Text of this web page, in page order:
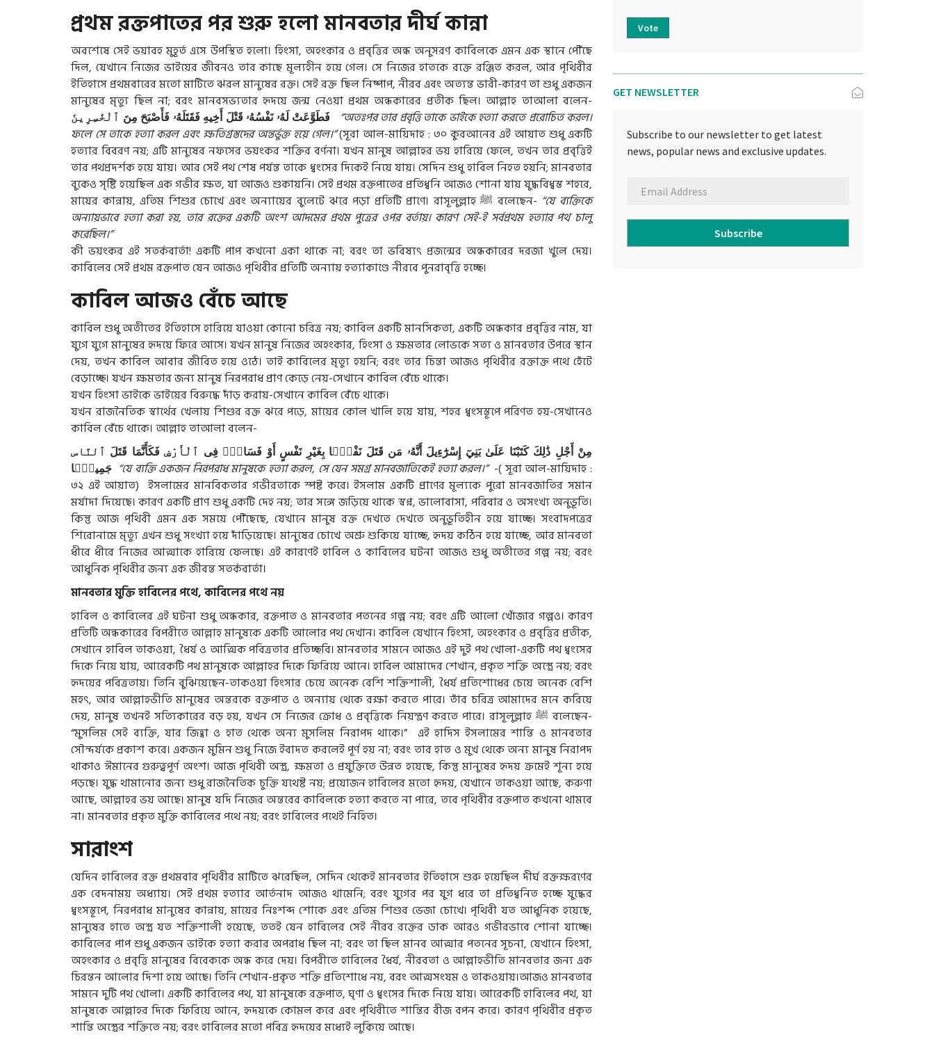
প্রথম রক্তপাতের পর শুরু হলো মানবতার দীর্ঘ কান্না
অবশেষে সেই ভয়াবহ মুহূর্ত এসে উপস্থিত হলো। হিংসা, অহংকার ও প্রবৃত্তির অন্ধ অনুসরণ কাবিলকে এমন এক স্থানে পৌঁছে
দিল, যেখানে নিজের ভাইয়ের জীবনও তার কাছে মূল্যহীন হয়ে গেল। সে নিজের হাতকে রক্তে রঞ্জিত করল, আর পৃথিবীর
ইতিহাসে প্রথমবারের মতো মাটিতে ঝরল মানুষের রক্ত। সেই রক্ত ছিল নিষ্পাপ, নীরব এবং অত্যন্ত ভারী-কারণ তা শুধু একজন
মানুষের মৃত্যু ছিল না; বরং মানবসভ্যতার হৃদয়ে জন্ম নেওয়া প্রথম অন্ধকারের প্রতীক ছিল। আল্লাহ তাআলা বলেন-
فَطَوَّعَتْ لَهُۥنَفْسُهُۥقَتْلَ أَخِيهِ فَقَتَلَهُۥفَأَصْبَحَ مِنَ ٱلْخَٰسِرِينَ
“অতঃপর তার প্রবৃত্তি তাকে ভাইকে হত্যা করতে প্ররোচিত করল।
ফলে সে তাকে হত্যা করল এবং ক্ষতিগ্রস্তদের অন্তর্ভুক্ত হয়ে গেল।”(সূরা আল-মায়িদাহ : ৩০ কুরআনের এই আয়াত শুধু একটি
হত্যার বিবরণ নয়; এটি মানুষের নফসের ভয়ংকর শক্তির বর্ণনা। যখন মানুষ আল্লাহর ভয় হারিয়ে ফেলে, তখন তার প্রবৃত্তিই
তার পথপ্রদর্শক হয়ে যায়। আর সেই পথ শেষ পর্যন্ত তাকে ধ্বংসের দিকেই নিয়ে যায়। সেদিন শুধু হাবিল নিহত হয়নি; মানবতার
বুকেও সৃষ্টি হয়েছিল এক গভীর ক্ষত, যা আজও শুকায়নি। সেই প্রথম রক্তপাতের প্রতিধ্বনি আজও শোনা যায় যুদ্ধবিধ্বস্ত শহরে,
মায়ের কান্নায়, এতিম শিশুর চোখে এবং অন্যায়ের বুলেটে ঝরে পড়া প্রতিটি প্রাণে। রাসূলুল্লাহﷺ বলেছেন- “যে ব্যক্তিকে
অন্যায়ভাবে হত্যা করা হয়, তার রক্তের একটি অংশ আদমের প্রথম পুত্রের ওপর বর্তায়। কারণ সেই-ই সর্বপ্রথম হত্যার পথ চালু
করেছিল।”
কী ভয়ংকর এই সতর্কবার্তা! একটি পাপ কখনো একা থাকে না; বরং তা ভবিষ্যৎ প্রজন্মের অন্ধকারের দরজা খুলে দেয়।
কাবিলের সেই প্রথম রক্তপাত যেন আজও পৃথিবীর প্রতিটি অন্যায় হত্যাকাণ্ডে নীরবে পুনরাবৃত্তি হচ্ছে।
কাবিল আজও বেঁচে আছে
কাবিল শুধু অতীতের ইতিহাসে হারিয়ে যাওয়া কোনো চরিত্র নয়; কাবিল একটি মানসিকতা, একটি অন্ধকার প্রবৃত্তির নাম, যা
যুগে যুগে মানুষের হৃদয়ে ফিরে আসে। যখন মানুষ নিজের অহংকার, হিংসা ও ক্ষমতার লোভকে সত্য ও মানবতার উপরে স্থান
দেয়, তখন কাবিল আবার জীবিত হয়ে ওঠে। তাই কাবিলের মৃত্যু হয়নি; বরং তার চিন্তা আজও পৃথিবীর রক্তাক্ত পথে হেঁটে
বেড়াচ্ছে। যখন ক্ষমতার জন্য মানুষ নিরপরাধ প্রাণ কেড়ে নেয়-সেখানে কাবিল বেঁচে থাকে।
যখন হিংসা ভাইকে ভাইয়ের বিরুদ্ধে দাঁড় করায়-সেখানে কাবিল বেঁচে থাকে।
যখন রাজনৈতিক স্বার্থের খেলায় শিশুর রক্ত ঝরে পড়ে, মায়ের কোল খালি হয়ে যায়, শহর ধ্বংসস্তূপে পরিণত হয়-সেখানেও
কাবিল বেঁচে থাকে। আল্লাহ তাআলা বলেন-
مِنْ أَجْلِ ذَٰلِكَ كَتَبْنَا عَلَىٰ بَنِيٓ إِسْرَٰٓءِيلَ أَنَّهُۥ مَن قَتَلَ نَفْسًۢا بِغَيْرِ نَفْسٍ أَوْ فَسَادٍۢ فِى ٱلْأَرْضِ فَكَأَنَّمَا قَتَلَ ٱلنَّاس
جَمِيعًۭا “যে ব্যক্তি একজন নিরপরাধ মানুষকে হত্যা করল, সে যেন সমগ্র মানবজাতিকেই হত্যা করল।”-( সূরা আল-মায়িদাহ :
৩২ এই আয়াত) ইসলামের মানবিকতার গভীরতাকে স্পষ্ট করে। ইসলাম একটি প্রাণের মূল্যকে পুরো মানবজাতির সমান
মর্যাদা দিয়েছে। কারণ একটি প্রাণ শুধু একটি দেহ নয়; তার সঙ্গে জড়িয়ে থাকে স্বপ্ন, ভালোবাসা, পরিবার ও অসংখ্য অনুভূতি।
কিন্তু আজ পৃথিবী এমন এক সময়ে পৌঁছেছে, যেখানে মানুষ রক্ত দেখতে দেখতে অনুভূতিহীন হয়ে যাচ্ছে। সংবাদপত্রের
শিরোনামে মৃত্যু এখন শুধু সংখ্যা হয়ে দাঁড়িয়েছে। মানুষের চোখে অশ্রু শুকিয়ে যাচ্ছে, হৃদয় কঠিন হয়ে যাচ্ছে, আর মানবতা
ধীরে ধীরে নিজের আত্মাকে হারিয়ে ফেলছে। এই কারণেই হাবিল ও কাবিলের ঘটনা আজও শুধু অতীতের গল্প নয়; বরং
আধুনিক পৃথিবীর জন্য এক জীবন্ত সতর্কবার্তা।
মানবতার মুক্তি হাবিলের পথে, কাবিলের পথে নয়
হাবিল ও কাবিলের এই ঘটনা শুধু অন্ধকার, রক্তপাত ও মানবতার পতনের গল্প নয়; বরং এটি আলো খোঁজার গল্পও। কারণ
প্রতিটি অন্ধকারের বিপরীতে আল্লাহ মানুষকে একটি আলোর পথ দেখান। কাবিল যেখানে হিংসা, অহংকার ও প্রবৃত্তির প্রতীক,
সেখানে হাবিল তাকওয়া, ধৈর্য ও আত্মিক পবিত্রতার প্রতিচ্ছবি। মানবতার সামনে আজও এই দুই পথ খোলা-একটি পথ ধ্বংসের
দিকে নিয়ে যায়, আরেকটি পথ মানুষকে আল্লাহর দিকে ফিরিয়ে আনে। হাবিল আমাদের শেখান, প্রকৃত শক্তি অস্ত্রে নয়; বরং
হৃদয়ের পবিত্রতায়। তিনি বুঝিয়েছেন-তাকওয়া হিংসার চেয়ে অনেক বেশি শক্তিশালী, ধৈর্য প্রতিশোধের চেয়ে অনেক বেশি
মহৎ, আর আল্লাহভীতি মানুষের অন্তরকে রক্তপাত ও অন্যায় থেকে রক্ষা করতে পারে। তাঁর চরিত্র আমাদের মনে করিয়ে
দেয়, মানুষ তখনই সত্যিকারের বড় হয়, যখন সে নিজের ক্রোধ ও প্রবৃত্তিকে নিয়ন্ত্রণ করতে পারে। রাসূলুল্লাহﷺ বলেছেন-
“মুসলিম সেই ব্যক্তি, যার জিহ্বা ও হাত থেকে অন্য মুসলিম নিরাপদ থাকে।” এই হাদিস ইসলামের শান্তি ও মানবতার
সৌন্দর্যকে প্রকাশ করে। একজন মুমিন শুধু নিজে ইবাদত করলেই পূর্ণ হয় না; বরং তার হাত ও মুখ থেকে অন্য মানুষ নিরাপদ
থাকাও ঈমানের গুরুত্বপূর্ণ অংশ। আজ পৃথিবী অস্ত্র, ক্ষমতা ও প্রযুক্তিতে উন্নত হয়েছে, কিন্তু মানুষের হৃদয় ক্রমেই শূন্য হয়ে
পড়ছে। যুদ্ধ থামানোর জন্য শুধু রাজনৈতিক চুক্তি যথেষ্ট নয়; প্রয়োজন হাবিলের মতো হৃদয়, যেখানে তাকওয়া আছে, করুণা
আছে, আল্লাহর ভয় আছে। মানুষ যদি নিজের অন্তরের কাবিলকে হত্যা করতে না পারে, তবে পৃথিবীর রক্তপাত কখনো থামবে
না। মানবতার প্রকৃত মুক্তি কাবিলের পথে নয়; বরং হাবিলের পথেই নিহিত।
সারাংশ
যেদিন হাবিলের রক্ত প্রথমবার পৃথিবীর মাটিতে ঝরেছিল, সেদিন থেকেই মানবতার ইতিহাসে শুরু হয়েছিল দীর্ঘ রক্তক্ষরণের
এক বেদনাময় অধ্যায়। সেই প্রথম হত্যার আর্তনাদ আজও থামেনি; বরং যুগের পর যুগ ধরে তা প্রতিধ্বনিত হচ্ছে যুদ্ধের
ধ্বংসস্তূপে, নিরপরাধ মানুষের কান্নায়, মায়ের নিঃশব্দ শোকে এবং এতিম শিশুর ভেজা চোখে। পৃথিবী যত আধুনিক হয়েছে,
মানুষের হাতে অস্ত্র যত শক্তিশালী হয়েছে, ততই যেন হাবিলের সেই নীরব রক্তের ডাক আরও গভীরভাবে শোনা যাচ্ছে।
কাবিলের পাপ শুধু একজন ভাইকে হত্যা করার অপরাধ ছিল না; বরং তা ছিল মানব আত্মার পতনের সূচনা, যেখানে হিংসা,
অহংকার ও প্রবৃত্তি মানুষের বিবেককে অন্ধ করে দেয়। বিপরীতে হাবিলের ধৈর্য, নীরবতা ও আল্লাহভীতি মানবতার জন্য এক
চিরন্তন আলোর দিশা হয়ে আছে। তিনি শেখান-প্রকৃত শক্তি প্রতিশোধে নয়, বরং আত্মসংযম ও তাকওয়ায়।আজও মানবতার
সামনে দুটি পথ খোলা। একটি কাবিলের পথ, যা মানুষকে রক্তপাত, ঘৃণা ও ধ্বংসের দিকে নিয়ে যায়। আরেকটি হাবিলের পথ, যা
মানুষকে আল্লাহর দিকে ফিরিয়ে আনে, হৃদয়কে কোমল করে এবং পৃথিবীতে শান্তির বীজ বপন করে। কারণ পৃথিবীর প্রকৃত
শান্তি অস্ত্রের শক্তিতে নয়; বরং হাবিলের মতো পবিত্র হৃদয়ের মধ্যেই লুকিয়ে আছে।
Vote
GET NEWSLETTER
Subscribe to our newsletter to get latest
news, popular news and exclusive updates.
Subscribe